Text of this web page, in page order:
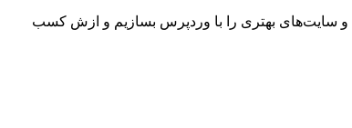
و سایت‌های بهتری را با وردپرس بسازیم و ازش کسب